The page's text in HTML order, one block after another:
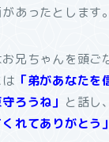
あったとします。
兄ちゃんを頭ご
「弟があなた
ろうね」 と話し
れてありがとう」